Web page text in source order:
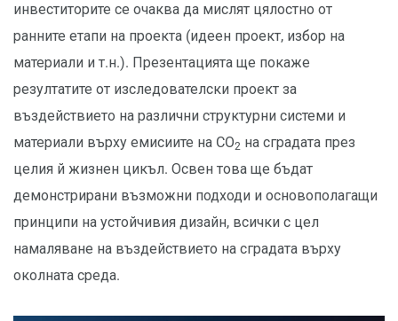
инвеститорите се очаква да мислят цялостно от
ранните етапи на проекта (идеен проект, избор на
материали и т.н.). Презентацията ще покаже
резултатите от изследователски проект за
въздействието на различни структурни системи и
материали върху емисиите на CO2 на сградата през
целия й жизнен цикъл. Освен това ще бъдат
демонстрирани възможни подходи и основополагащи
принципи на устойчивия дизайн, всички с цел
намаляване на въздействието на сградата върху
околната среда.